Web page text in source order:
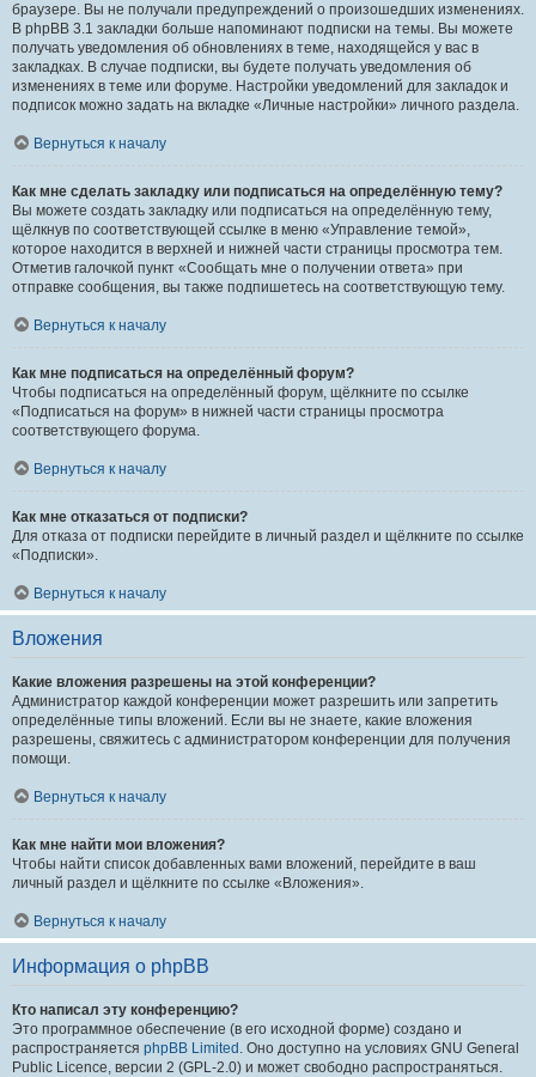
браузере. Вы не получали предупреждений о произошедших изменениях.
В phpBB 3.1 закладки больше напоминают подписки на темы. Вы можете
получать уведомления об обновлениях в теме, находящейся у вас в
закладках. В случае подписки, вы будете получать уведомления об
изменениях в теме или форуме. Настройки уведомлений для закладок и
подписок можно задать на вкладке «Личные настройки» личного раздела.
Вернуться к началу
Как мне сделать закладку или подписаться на определённую тему?
Вы можете создать закладку или подписаться на определённую тему,
щёлкнув по соответствующей ссылке в меню «Управление темой»,
которое находится в верхней и нижней части страницы просмотра тем.
Отметив галочкой пункт «Сообщать мне о получении ответа» при
отправке сообщения, вы также подпишетесь на соответствующую тему.
Вернуться к началу
Как мне подписаться на определённый форум?
Чтобы подписаться на определённый форум, щёлкните по ссылке
«Подписаться на форум» в нижней части страницы просмотра
соответствующего форума.
Вернуться к началу
Как мне отказаться от подписки?
Для отказа от подписки перейдите в личный раздел и щёлкните по ссылке
«Подписки».
Вернуться к началу
Вложения
Какие вложения разрешены на этой конференции?
Администратор каждой конференции может разрешить или запретить
определённые типы вложений. Если вы не знаете, какие вложения
разрешены, свяжитесь с администратором конференции для получения
помощи.
Вернуться к началу
Как мне найти мои вложения?
Чтобы найти список добавленных вами вложений, перейдите в ваш
личный раздел и щёлкните по ссылке «Вложения».
Вернуться к началу
Информация о phpBB
Кто написал эту конференцию?
Это программное обеспечение (в его исходной форме) создано и
распространяется phpBB Limited . Оно доступно на условиях GNU General
Public Licence, версии 2 (GPL-2.0) и может свободно распространяться.